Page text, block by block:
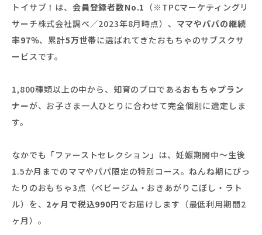
トイサブ！は、 会員登録者数No.1 （※TPCマーケティングリ
サーチ株式会社調べ／2023年8月時点）、 ママやパパの継続
率97％、累計5万世帯に選ばれてきたおもちゃのサブスクサ
ービスです。
1,800種類以上の中から、知育のプロであるおもちゃプラン
ナーが、お子さま一人ひとりに合わせて完全個別に選定しま
す。
なかでも「ファーストセレクション」は、妊娠期間中〜生後
1.5か月までのママやパパ限定の特別コース。ねんね期にぴっ
たりのおもちゃ3点（ベビージム・おきあがりこぼし・ラト
ル）を、 2ヶ月で税込990円でお届けします（最低利用期間2
ヶ月）。